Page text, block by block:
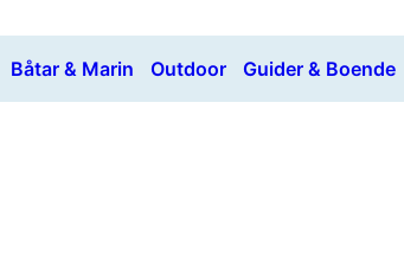
Båtar & Marin Outdoor Guider & Boende